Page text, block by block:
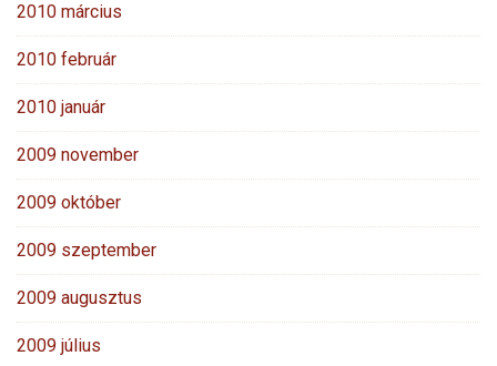
2010 március
2010 február
2010 január
2009 november
2009 október
2009 szeptember
2009 augusztus
2009 július